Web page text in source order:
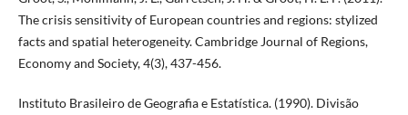
The crisis sensitivity of European countries and regions: stylized
facts and spatial heterogeneity. Cambridge Journal of Regions,
Economy and Society, 4(3), 437-456.
Instituto Brasileiro de Geografia e Estatística. (1990). Divisão